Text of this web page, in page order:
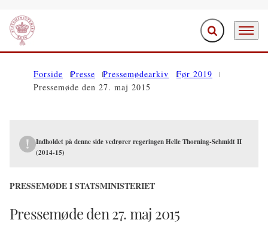
Gå til forsiden Fold søgefelt ud
Menu
Forside Presse Pressemødearkiv
Før 2019
Pressemøde den 27. maj 2015
Indholdet på denne side vedrører regeringen Helle Thorning-Schmidt II
(2014-15)
PRESSEMØDE I STATSMINISTERIET
Pressemøde den 27. maj 2015